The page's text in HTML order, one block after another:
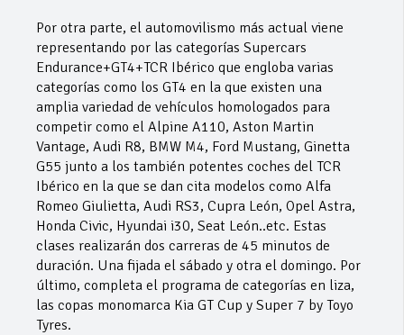
Por otra parte, el automovilismo más actual viene
representando por las categorías Supercars
Endurance+GT4+TCR Ibérico que engloba varias
categorías como los GT4 en la que existen una
amplia variedad de vehículos homologados para
competir como el Alpine A110, Aston Martin
Vantage, Audi R8, BMW M4, Ford Mustang, Ginetta
G55 junto a los también potentes coches del TCR
Ibérico en la que se dan cita modelos como Alfa
Romeo Giulietta, Audi RS3, Cupra León, Opel Astra,
Honda Civic, Hyundai i30, Seat León..etc. Estas
clases realizarán dos carreras de 45 minutos de
duración. Una fijada el sábado y otra el domingo. Por
último, completa el programa de categorías en liza,
las copas monomarca Kia GT Cup y Super 7 by Toyo
Tyres.